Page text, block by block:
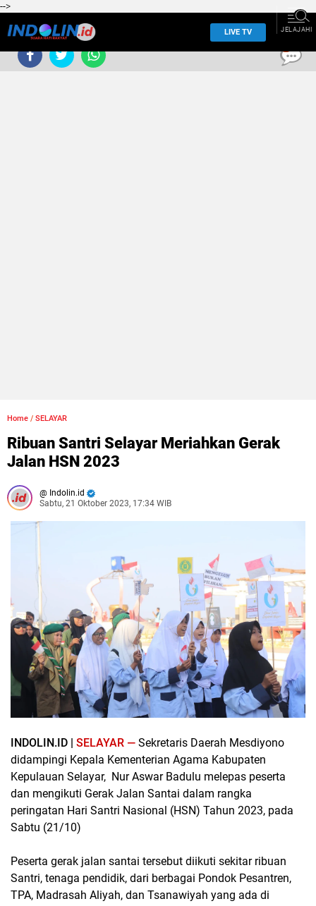
-->
LIVE TV JELAJAHI
Home / SELAYAR
Ribuan Santri Selayar Meriahkan Gerak
Jalan HSN 2023
Indolin.id
Sabtu, 21 Oktober 2023, 17:34 WIB
INDOLIN.ID | SELAYAR — Sekretaris Daerah Mesdiyono
didampingi Kepala Kementerian Agama Kabupaten
Kepulauan Selayar, Nur Aswar Badulu melepas peserta
dan mengikuti Gerak Jalan Santai dalam rangka
peringatan Hari Santri Nasional (HSN) Tahun 2023, pada
Sabtu (21/10)
Peserta gerak jalan santai tersebut diikuti sekitar ribuan
Santri, tenaga pendidik, dari berbagai Pondok Pesantren,
TPA, Madrasah Aliyah, dan Tsanawiyah yang ada di